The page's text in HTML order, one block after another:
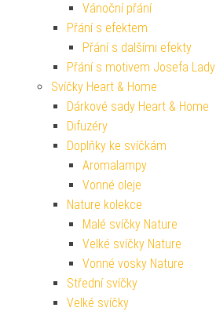
Vánoční přání
Přání s efektem
Přání s dalšími efekty
Přání s motivem Josefa Lady
Svíčky Heart & Home
Dárkové sady Heart & Home
Difuzéry
Doplňky ke svíčkám
Aromalampy
Vonné oleje
Nature kolekce
Malé svíčky Nature
Velké svíčky Nature
Vonné vosky Nature
Střední svíčky
Velké svíčky